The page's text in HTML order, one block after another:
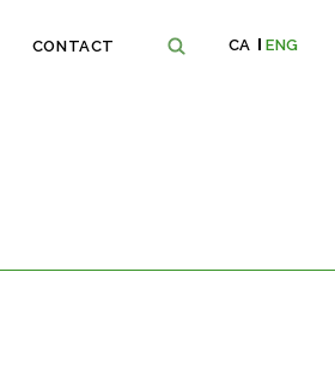
CONTACT CA ENG